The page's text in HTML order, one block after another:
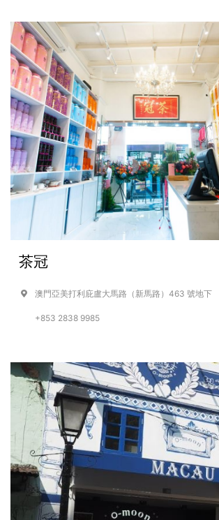
茶冠
澳門亞美打利庇盧大馬路（新馬路）463 號地下
+853 2838 9985